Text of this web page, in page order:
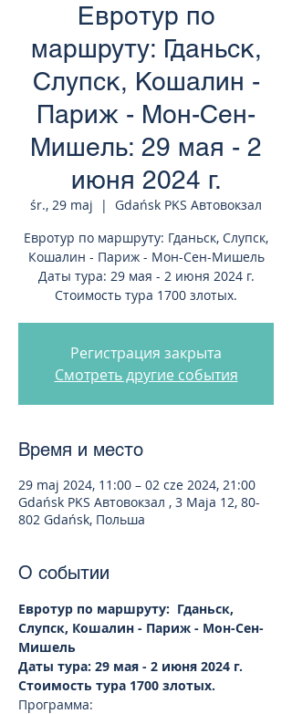
Евротур по
маршруту: Гданьск,
Слупск, Кошалин -
Париж - Мон-Сен-
Мишель: 29 мая - 2
июня 2024 г.
śr., 29 maj
  |
Gdańsk PKS Автовокзал
Евротур по маршруту: Гданьск, Слупск,
Кошалин - Париж - Мон-Сен-Мишель
Даты тура: 29 мая - 2 июня 2024 г.
Стоимость тура 1700 злотых.
Регистрация закрыта
Смотреть другие события
Время и место
29 maj 2024, 11:00 – 02 cze 2024, 21:00
Gdańsk PKS Автовокзал , 3 Maja 12, 80-
802 Gdańsk, Польша
О событии
Евротур по маршруту:  Гданьск,
Слупск, Кошалин - Париж - Мон-Сен-
Мишель
Даты тура: 29 мая - 2 июня 2024 г.
Стоимость тура 1700 злотых.
Программа: